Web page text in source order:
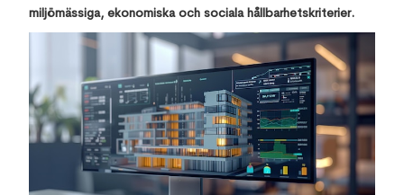
miljömässiga, ekonomiska och sociala hållbarhetskriterier.